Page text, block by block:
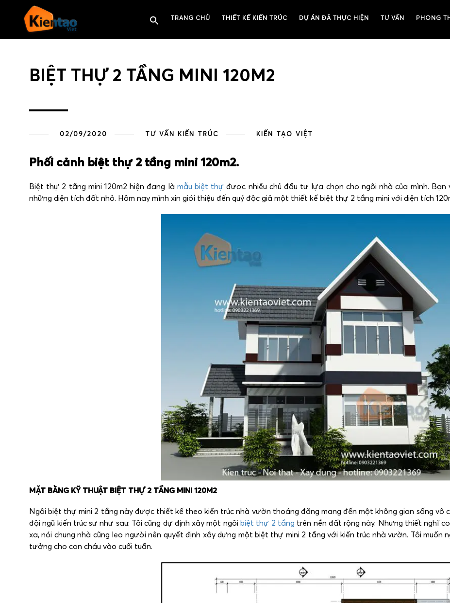
TRANG CHỦ THIẾT KẾ KIẾN TRÚC DỰ ÁN ĐÃ THỰC HIỆN TƯ VẤN PHONG
BIỆT THỰ 2 TẦNG MINI 120M2
02/09/2020 TƯ VẤN KIẾN TRÚC KIẾN TẠO VIỆT
Phối cảnh biệt thự 2 tầng mini 120m2.
Biệt thự 2 tầng mini 120m2 hiện đang là mẫu biệt thự đươc nhiều chủ đầu tư lựa chọn cho ngôi nhà của mình.
những diện tích đất nhỏ. Hôm nay mình xin giới thiệu đến quý độc giả một thiết kế biệt thự 2 tầng mini với diện tích
MẶT BẰNG KỸ THUẬT BIỆT THỰ 2 TẦNG MINI 120M2
Ngôi biệt thự mini 2 tầng này được thiết kế theo kiến trúc nhà vườn thoáng đãng mang đến một không gian sống vô
đội ngũ kiến trúc sư như sau: Tôi cũng dự định xây một ngôi biệt thự 2 tầng trên nền đất rộng này. Nhưng thiết nghĩ
xa, nói chung nhà cũng leo người nên quyết định xây dựng một biệt thự mini 2 tầng với kiến trúc nhà vườn. Tôi muốn
tưởng cho con cháu vào cuối tuần.